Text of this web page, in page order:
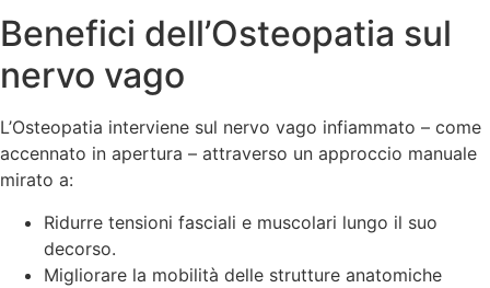
Benefici dell’Osteopatia sul
nervo vago
L’Osteopatia interviene sul nervo vago infiammato – come
accennato in apertura – attraverso un approccio manuale
mirato a:
Ridurre tensioni fasciali e muscolari lungo il suo
decorso.
Migliorare la mobilità delle strutture anatomiche